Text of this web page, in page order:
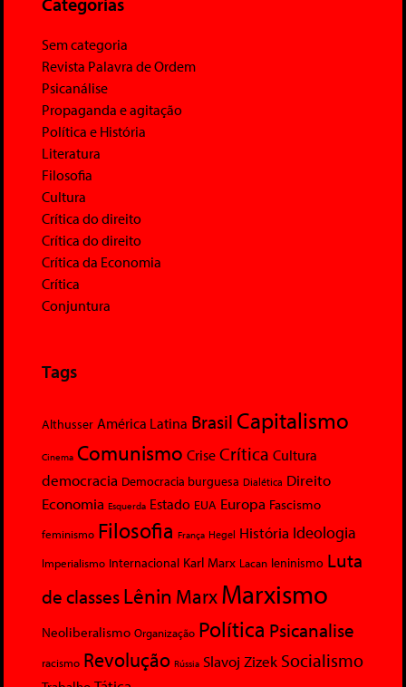
Sem categoria
Revista Palavra de Ordem
Psicanálise
Propaganda e agitação
Política e História
Literatura
Filosofia
Cultura
Crítica do direito
Crítica do direito
Crítica da Economia
Crítica
Conjuntura
Tags
Althusser América Latina Brasil Capitalismo
Cinema Comunismo Crise Crítica Cultura
democracia Democracia burguesa Dialética Direito
Economia Esquerda Estado EUA Europa Fascismo
feminismo Filosofia França Hegel História Ideologia
Imperialismo Internacional Karl Marx Lacan leninismo Luta
de classesLênin MarxMarxismo
Neoliberalismo Organização Política Psicanalise
racismo Revolução Rússia Slavoj Zizek Socialismo